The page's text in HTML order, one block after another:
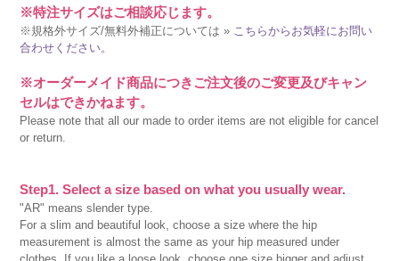
※特注サイズはご相談応じます。
※規格外サイズ/無料外補正については » こちらからお気軽にお問い
合わせください。
※オーダーメイド商品につきご注文後のご変更及びキャン
セルはできかねます。
Please note that all our made to order items are not eligible for cancel
or return.
Step1. Select a size based on what you usually wear.
"AR" means slender type.
For a slim and beautiful look, choose a size where the hip
measurement is almost the same as your hip measured under